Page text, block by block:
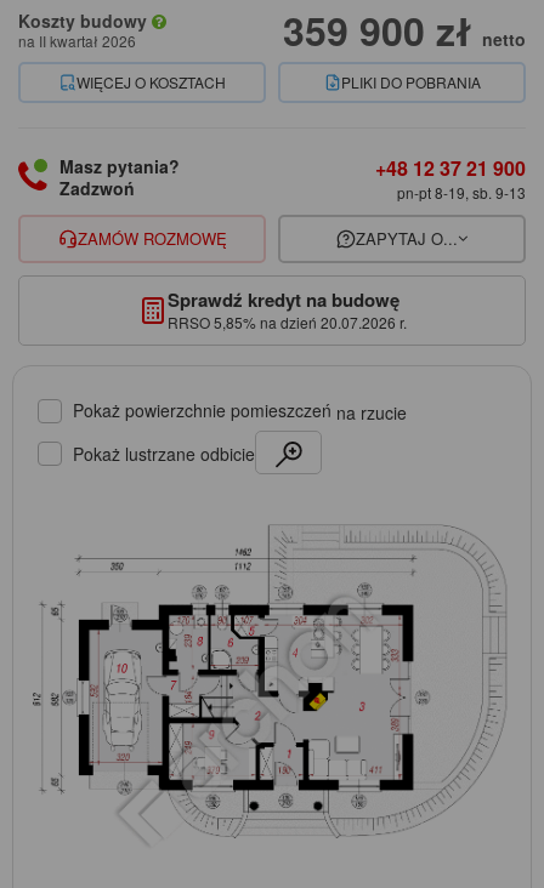
Koszty budowy
na II kwartał 2026 359 900 zł netto
WIĘCEJ O KOSZTACH PLIKI DO POBRANIA
Masz pytania?
Zadzwoń
+48 12 37 21 900
pn-pt 8-19, sb. 9-13
ZAMÓW ROZMOWĘ ZAPYTAJ O...
Sprawdź kredyt na budowę
RRSO 5,85% na dzień 20.07.2026 r.
Pokaż powierzchnie pomieszczeń na rzucie
Pokaż lustrzane odbicie